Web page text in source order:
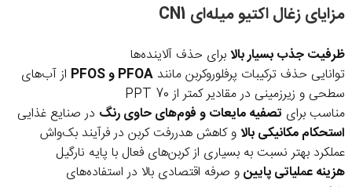
مزایای زغال اکتیو میله‌ای CN1
ظرفیت جذب بسیار بالابرای حذف آلاینده‌ها
توانایی حذف ترکیبات پرفلوروکربن مانندPFOA و PFOS
از آب‌های
سطحی و زیرزمینی در مقادیر کمتر از 70 PPT
مناسب برای تصفیه مایعات و فوم‌های حاوی رنگ در صنایع غذایی
استحکام مکانیکی بالاو کاهش هدررفت کربن در فرآیند بک‌واش
عملکرد بهتر نسبت به بسیاری از کربن‌های فعال با پایه نارگیل
هزینه عملیاتی پایینو صرفه اقتصادی بالا در استفاده‌های